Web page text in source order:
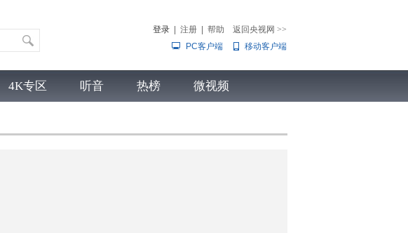
登录 注册 帮助 返回央视网 >>
PC客户端
移动客户端
4K专区 听音 热榜 微视频